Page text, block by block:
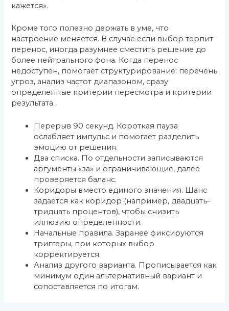
кажется».
Кроме того полезно держать в уме, что
настроение меняется. В случае если выбор терпит
перенос, иногда разумнее сместить решение до
более нейтрального фона. Когда перенос
недоступен, помогает структурирование: перечень
угроз, анализ частот диапазоном, сразу
определенные критерии пересмотра и критерии
результата.
Перерыв 90 секунд. Короткая пауза
ослабляет импульс и помогает разделить
эмоцию от решения.
Два списка. По отдельности записываются
аргументы «за» и ограничивающие, далее
проверяется баланс.
Коридоры вместо единого значения. Шанс
задается как коридор (например, двадцать–
тридцать процентов), чтобы снизить
иллюзию определенности.
Начальные правила. Заранее фиксируются
триггеры, при которых выбор
корректируется.
Анализ другого варианта. Прописывается как
минимум один альтернативный вариант и
сопоставляется по итогам.